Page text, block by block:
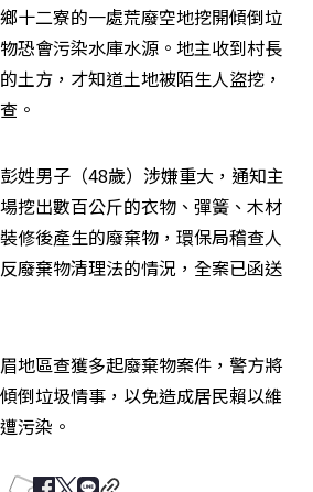
十二寮的一處荒廢空地挖開傾倒垃
恐會污染水庫水源。地主收到村長
土方，才知道土地被陌生人盜挖，
。
姓男子（48歲）涉嫌重大，通知主
挖出數百公斤的衣物、彈簧、木材
修後產生的廢棄物，環保局稽查人
廢棄物清理法的情況，全案已函送
地區查獲多起廢棄物案件，警方將
倒垃圾情事，以免造成居民賴以維
污染。